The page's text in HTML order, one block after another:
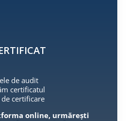
de audit
certificatul
certificare
online, urmărești